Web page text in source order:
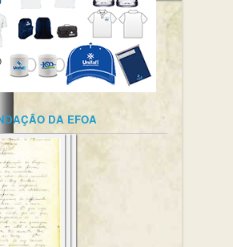
DA EFOA